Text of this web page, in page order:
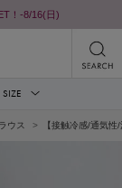
！-8/16(日)
SIZE
ウス 【接触冷感/通気